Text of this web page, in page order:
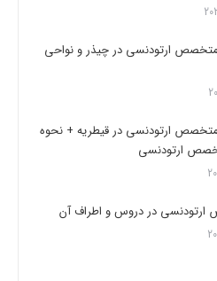
ارتودنسی در چیذر و نواحی
ارتودنسی در قیطریه + نحوه
ارتودنسی
در دروس و اطراف آن